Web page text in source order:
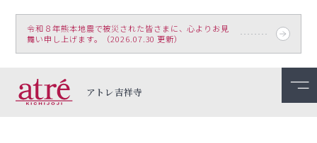
令和８年熊本地震で被災された皆さまに、心よりお見
舞い申し上げます。（2026.07.30 更新）
アトレ吉祥寺